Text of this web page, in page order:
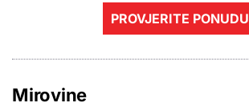
PROVJERITE PONUDU
Mirovine